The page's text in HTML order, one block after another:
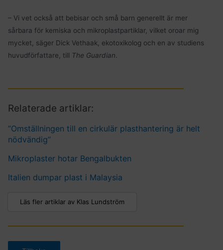
– Vi vet också att bebisar och små barn generellt är mer
sårbara för kemiska och mikroplastpartiklar, vilket oroar mig
mycket, säger Dick Vethaak, ekotoxikolog och en av studiens
huvudförfattare, till The Guardian
Relaterade artiklar:
”Omställningen till en cirkulär plasthantering är helt
nödvändig”
Mikroplaster hotar Bengalbukten
Italien dumpar plast i Malaysia
Läs fler artiklar av Klas Lundström